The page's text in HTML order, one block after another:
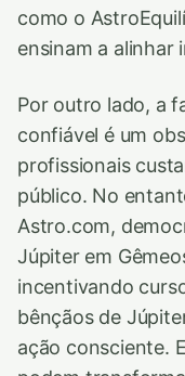
como o
ensinam a alinhar
Por outro lado, a
confiável é um
profissionais
público. No
Astro.com,
Júpiter em
incentivando
bênçãos de
ação consciente.